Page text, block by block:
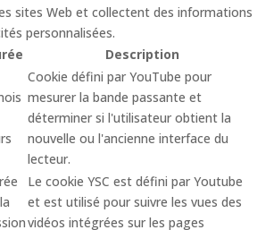
sites Web et collectent des informations
personnalisées.
Description
Cookie défini par YouTube pour
mesurer la bande passante et
déterminer si l'utilisateur obtient la
nouvelle ou l'ancienne interface du
lecteur.
Le cookie YSC est défini par Youtube
et est utilisé pour suivre les vues des
vidéos intégrées sur les pages